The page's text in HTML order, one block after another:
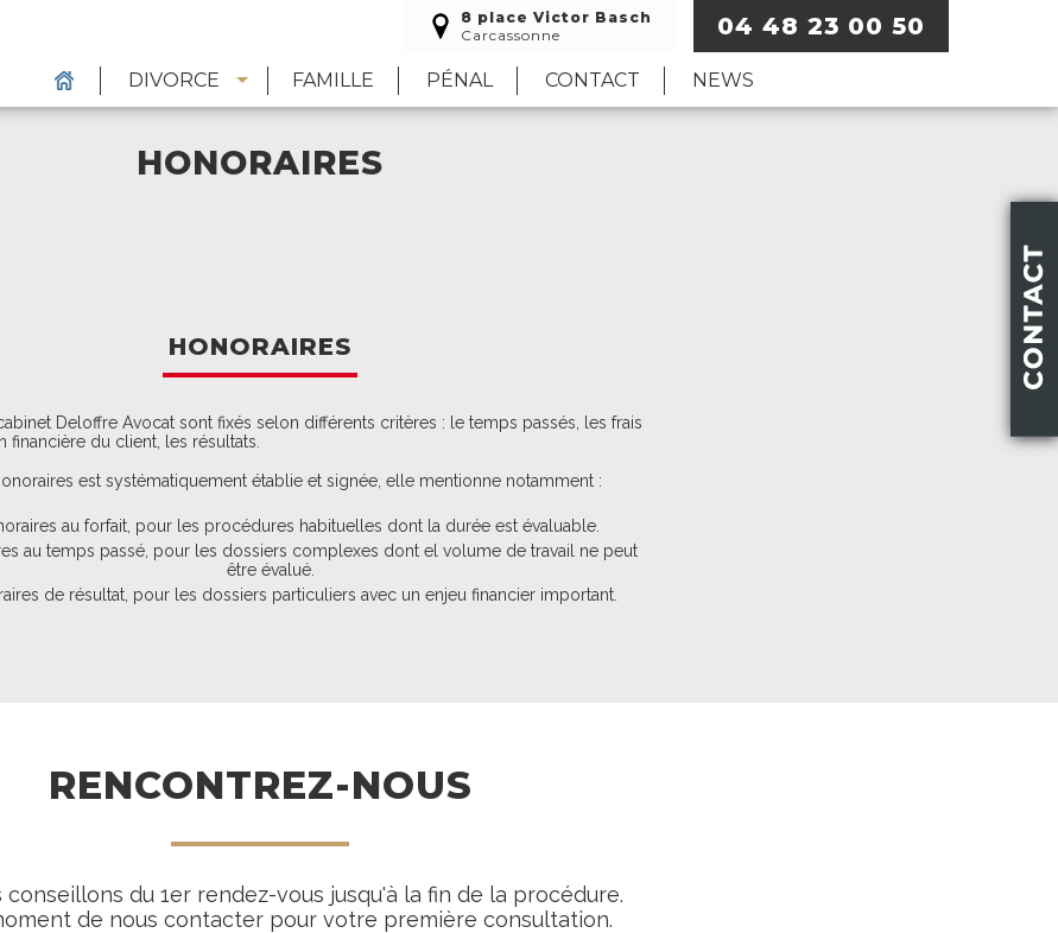
8 place Victor Basch
Carcassonne
04 48 23 00 50
DIVORCE FAMILLE PÉNAL CONTACT NEWS
HONORAIRES
HONORAIRES
Deloffre Avocat sont fixés selon différents critères : le temps passés, les frais
financière du client, les résultats.
est systématiquement établie et signée, elle mentionne notamment :
au forfait, pour les procédures habituelles dont la durée est évaluable.
au temps passé, pour les dossiers complexes dont el volume de travail ne peut
être évalué.
de résultat, pour les dossiers particuliers avec un enjeu financier important.
RENCONTREZ-NOUS
conseillons du 1er rendez-vous jusqu'à la fin de la procédure.
de nous contacter pour votre première consultation.